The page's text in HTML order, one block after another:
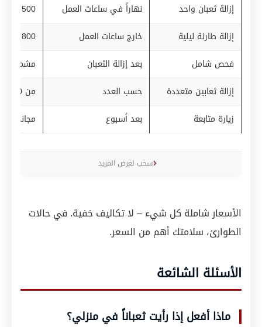
إزالة ثعبان واحد نهاراً في ساعات العمل
500 – 800 درهم
إزالة طارئة ليلية
خارج ساعات العمل
800 – 1,200 درهم
فحص شامل
بعد إزالة الثعبان
مشمول
إزالة ثعابين متعددة
حسب العدد
من 1,000 درهم
زيارة متابعة
بعد أسبوع مجاني
اسحب لعرض المزيد
الأسعار شاملة كل شيء – لا تكاليف خفية. في حالات
الطوارئ، سلامتك أهم من السعر.
الأسئلة الشائعة
ماذا أفعل إذا رأيت ثعباناً في منزلي؟